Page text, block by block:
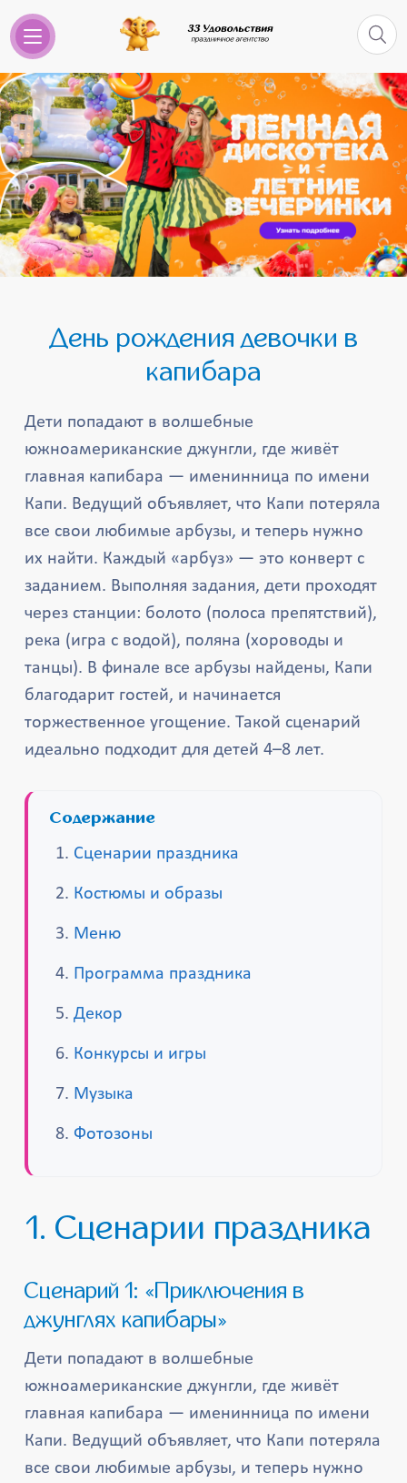
День рождения девочки в
капибара
Дети попадают в волшебные
южноамериканские джунгли, где живёт
главная капибара — именинница по имени
Капи. Ведущий объявляет, что Капи потеряла
все свои любимые арбузы, и теперь нужно
их найти. Каждый «арбуз» — это конверт с
заданием. Выполняя задания, дети проходят
через станции: болото (полоса препятствий),
река (игра с водой), поляна (хороводы и
танцы). В финале все арбузы найдены, Капи
благодарит гостей, и начинается
торжественное угощение. Такой сценарий
идеально подходит для детей 4–8 лет.
Содержание
Сценарии праздника
Костюмы и образы
Меню
Программа праздника
Декор
Конкурсы и игры
Музыка
Фотозоны
1. Сценарии праздника
Сценарий 1: «Приключения в
джунглях капибары»
Дети попадают в волшебные
южноамериканские джунгли, где живёт
главная капибара — именинница по имени
Капи. Ведущий объявляет, что Капи потеряла
все свои любимые арбузы, и теперь нужно